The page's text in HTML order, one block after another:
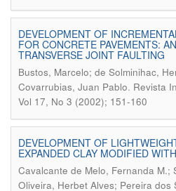
DEVELOPMENT OF
FOR CONCRETE PAVEMENTS:
TRANSVERSE JOINT FAULTING
Bustos, Marcelo; de Solminihac,
Covarrubias, Juan Pablo. Revista
Vol 17, No 3 (2002); 151-160
DEVELOPMENT OF
EXPANDED CLAY MODIFIED
Cavalcante de Melo, Fernanda M.;
Oliveira, Herbet Alves; Pereira dos